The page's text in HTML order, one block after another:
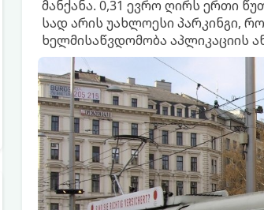
მანქანა. 0,31 ევრო ღირს ერთი
სად არის უახლოესი პარკინგი,
ხელმისაწვდომობა აპლიკაციის